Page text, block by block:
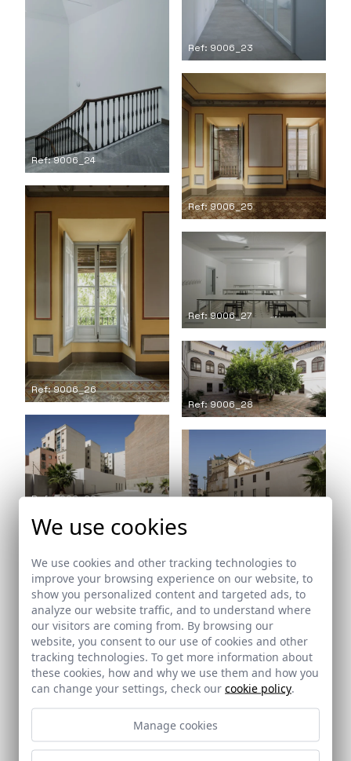
Ref: 9006_23
Ref: 9006_24
Ref: 9006_25
Ref: 9006_26
Ref: 9006_27
Ref: 9006_28
Ref: 9006_29
Ref: 9006_31
Ref: 9006_32
We use cookies
We use cookies and other tracking technologies to
improve your browsing experience on our website, to
show you personalized content and targeted ads, to
analyze our website traffic, and to understand where
our visitors are coming from. By browsing our
website, you consent to our use of cookies and other
tracking technologies. To get more information about
these cookies, how and why we use them and how you
can change your settings, check our cookie policy.
Manage cookies